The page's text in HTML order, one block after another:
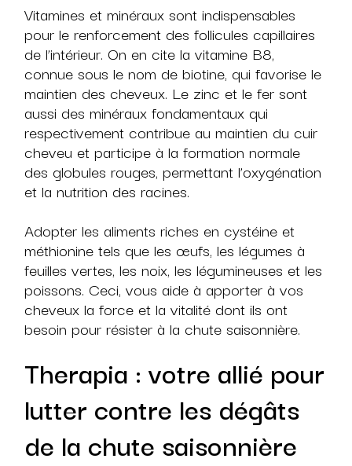
Vitamines et minéraux sont indispensables
pour le renforcement des follicules capillaires
de l’intérieur. On en cite la vitamine B8,
connue sous le nom de biotine, qui favorise le
maintien des cheveux. Le zinc et le fer sont
aussi des minéraux fondamentaux qui
respectivement contribue au maintien du cuir
cheveu et participe à la formation normale
des globules rouges, permettant l’oxygénation
et la nutrition des racines.
Adopter les aliments riches en cystéine et
méthionine tels que les œufs, les légumes à
feuilles vertes, les noix, les légumineuses et les
poissons. Ceci, vous aide à apporter à vos
cheveux la force et la vitalité dont ils ont
besoin pour résister à la chute saisonnière.
Therapia : votre allié pour
lutter contre les dégâts
de la chute saisonnière